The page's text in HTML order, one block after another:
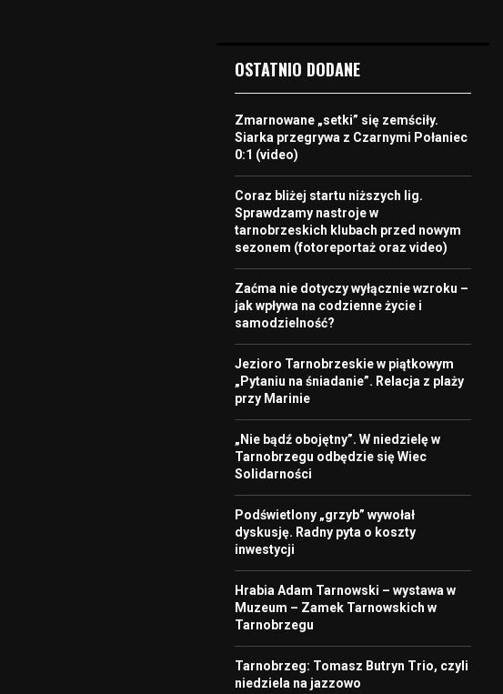
OSTATNIO DODANE
Zmarnowane „setki” się zemściły.
Siarka przegrywa z Czarnymi Połaniec
0:1 (video)
Coraz bliżej startu niższych lig.
Sprawdzamy nastroje w
tarnobrzeskich klubach przed nowym
sezonem (fotoreportaż oraz video)
Zaćma nie dotyczy wyłącznie wzroku –
jak wpływa na codzienne życie i
samodzielność?
Jezioro Tarnobrzeskie w piątkowym
„Pytaniu na śniadanie”. Relacja z plaży
przy Marinie
„Nie bądź obojętny”. W niedzielę w
Tarnobrzegu odbędzie się Wiec
Solidarności
Podświetlony „grzyb” wywołał
dyskusję. Radny pyta o koszty
inwestycji
Hrabia Adam Tarnowski – wystawa w
Muzeum – Zamek Tarnowskich w
Tarnobrzegu
Tarnobrzeg: Tomasz Butryn Trio, czyli
niedziela na jazzowo